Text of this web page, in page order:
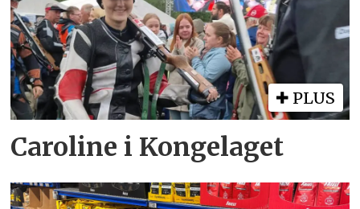
PLUS
Caroline i Kongelaget